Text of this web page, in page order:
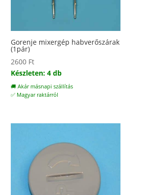
Gorenje mixergép habverőszárak
(1pár)
2600 Ft
Készleten: 4 db
🚚 Akár másnapi szállítás
✅ Magyar raktárról